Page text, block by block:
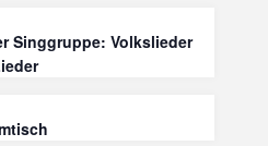
Singgruppe: Volkslieder